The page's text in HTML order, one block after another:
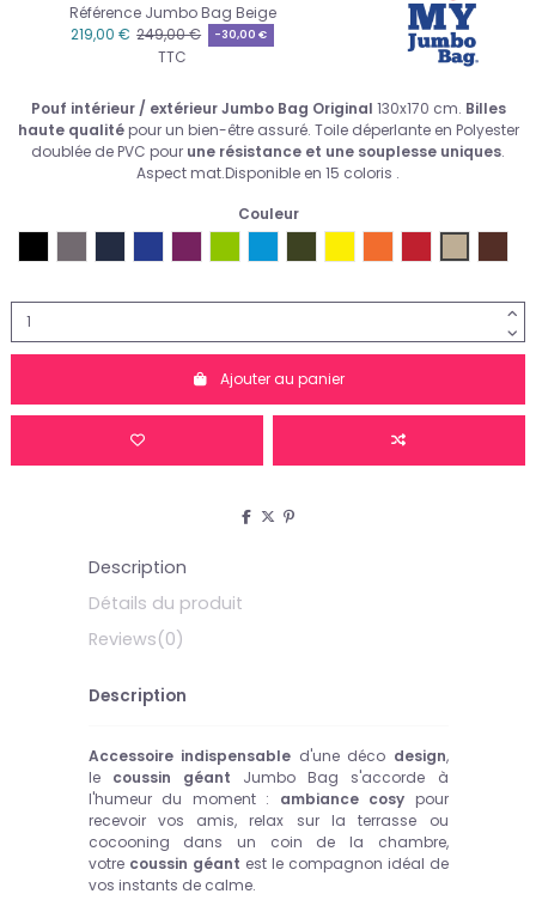
Référence Jumbo Bag Beige
219,00 € 249,00 € -30,00 €
TTC
Pouf intérieur / extérieur Jumbo Bag Original 130x170 cm. Billes
haute qualitépour un bien-être assuré. Toile déperlante en Polyester
doublée de PVC pour une résistance et une souplesse uniques.
Aspect mat.Disponible en 15 coloris .
Couleur
Ajouter au panier
Description
Détails du produit
Reviews(0)
Description
Accessoire indispensable d'une déco design,
le coussin géant Jumbo Bag s'accorde à
l'humeur du moment : ambiance cosy pour
recevoir vos amis, relax sur la terrasse ou
cocooning dans un coin de la chambre,
votre coussin géant est le compagnon idéal de
vos instants de calme.